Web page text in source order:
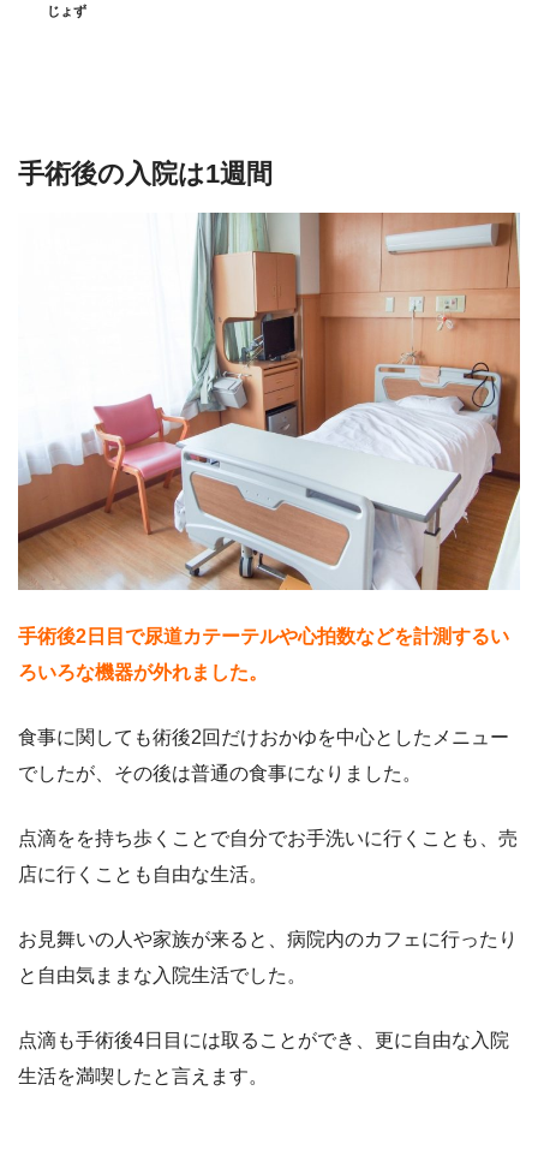
じょず
手術後の入院は1週間
手術後2日目で尿道カテーテルや心拍数などを計測するい
ろいろな機器が外れました。
食事に関しても術後2回だけおかゆを中心としたメニュー
でしたが、その後は普通の食事になりました。
点滴をを持ち歩くことで自分でお手洗いに行くことも、売
店に行くことも自由な生活。
お見舞いの人や家族が来ると、病院内のカフェに行ったり
と自由気ままな入院生活でした。
点滴も手術後4日目には取ることができ、更に自由な入院
生活を満喫したと言えます。